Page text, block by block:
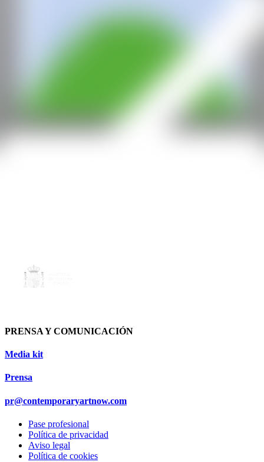
PRENSA Y COMUNICACIÓN
Media kit
Prensa
pr@contemporaryartnow.com
Pase profesional
Política de privacidad
Aviso legal
Política de cookies